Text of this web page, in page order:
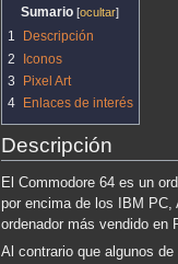
la
navegación
la
búsqueda
Sumario
1
Descripción
2
Iconos
3
Pixel Art
4
Enlaces de interés
Descripción
El Commodore 64 es un
por encima de los IBM PC,
ordenador más vendido en
Al contrario que algunos